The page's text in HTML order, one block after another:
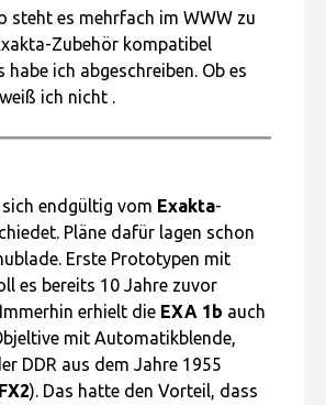
steht es mehrfach im WWW zu
Zubehör kompatibel
habe ich abgeschreiben. Ob es
ich nicht .
endgültig vom Exakta-
Pläne dafür lagen schon
Erste Prototypen mit
es bereits 10 Jahre zuvor
erhielt die EXA 1b auch
mit Automatikblende,
DDR aus dem Jahre 1955
). Das hatte den Vorteil, dass